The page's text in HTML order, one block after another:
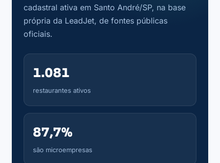
cadastral ativa em Santo André/SP, na base
própria da LeadJet, de fontes públicas
oficiais.
1.081
restaurantes ativos
87,7%
são microempresas